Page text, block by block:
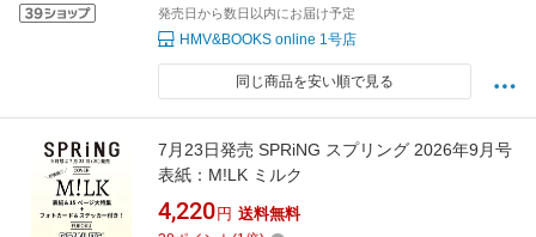
発売日から数日以内にお届け予定
HMV&BOOKS online 1号店
同じ商品を安い順で見る
7月23日発売 SPRiNG スプリング 2026年9月号
表紙：M!LK ミルク
4,220 円 送料無料